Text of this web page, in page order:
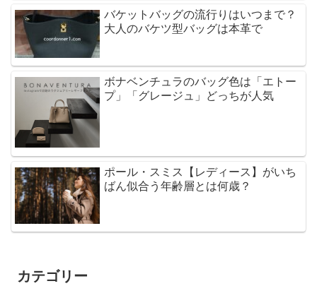
バケットバッグの流行りはいつまで？
大人のバケツ型バッグは本革で
ボナベンチュラのバッグ色は「エトー
プ」「グレージュ」どっちが人気
ポール・スミス【レディース】がいち
ばん似合う年齢層とは何歳？
カテゴリー